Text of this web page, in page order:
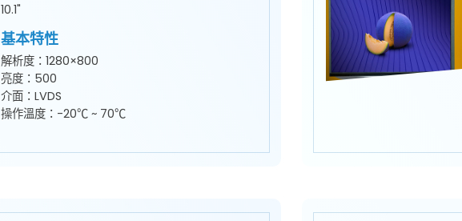
10.1"
基本特性
解析度：1280×800
亮度：500
介面：LVDS
操作溫度：-20℃ ~ 70℃